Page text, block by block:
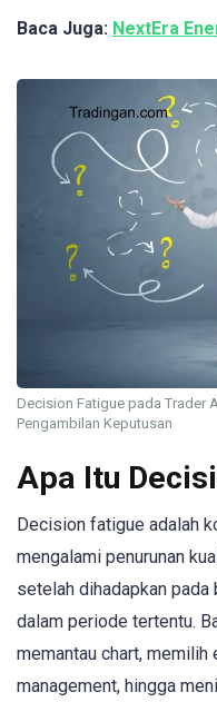
Baca Juga: NextEra
Decision Fatigue pada Trader
Pengambilan Keputusan
Apa Itu
Decision fatigue adalah
mengalami penurunan
setelah dihadapkan pada
dalam periode tertentu.
memantau chart,
management, hingga